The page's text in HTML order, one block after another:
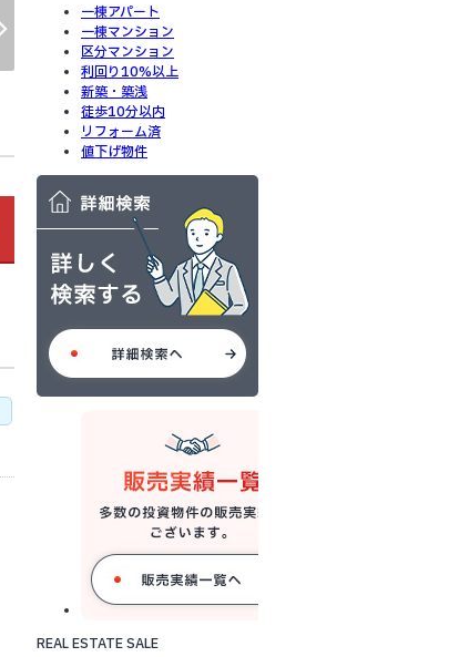
一棟アパート
一棟マンション
区分マンション
利回り10%以上
新築・築浅
徒歩10分以内
リフォーム済
値下げ物件
REAL ESTATE SALE